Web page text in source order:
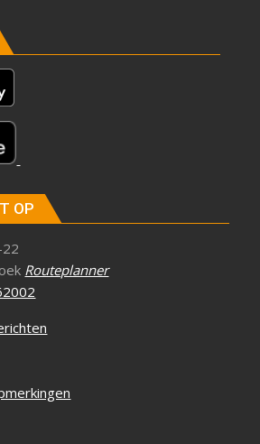
OP
Routeplanner